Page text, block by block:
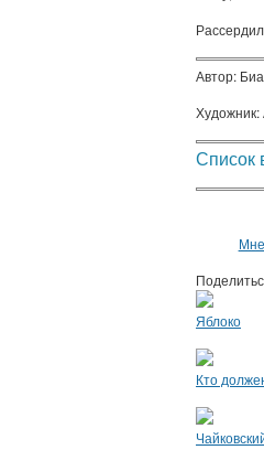
Автор:
Художник:
Список
Яблоко
Кто